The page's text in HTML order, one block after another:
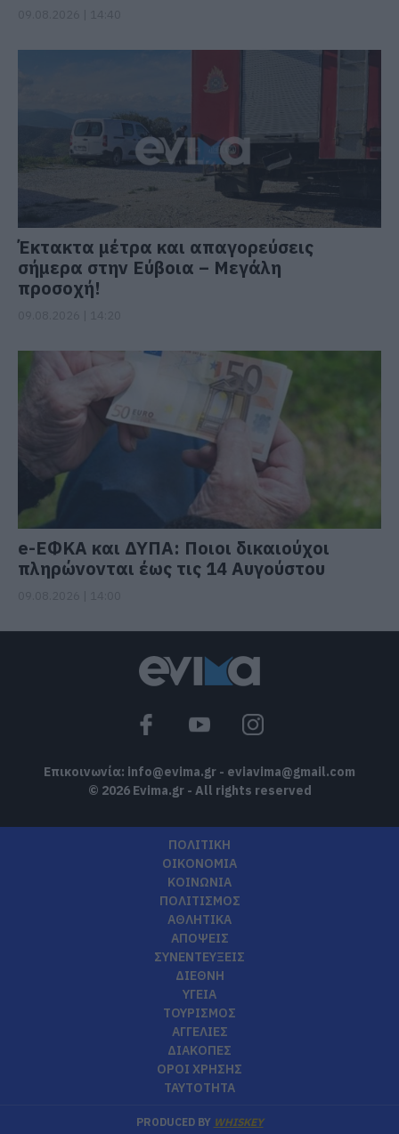
Έκτακτα μέτρα και απαγορεύσεις
σήμερα στην Εύβοια – Μεγάλη
προσοχή!
e-ΕΦΚΑ και ΔΥΠΑ: Ποιοι δικαιούχοι
πληρώνονται έως τις 14 Αυγούστου
Επικοινωνία: info@evima.gr - eviavima@gmail.com
© 2026 Evima.gr - All rights reserved
ΠΟΛΙΤΙΚΗ
ΟΙΚΟΝΟΜΙΑ
ΚΟΙΝΩΝΙΑ
ΠΟΛΙΤΙΣΜΟΣ
ΑΘΛΗΤΙΚΑ
ΑΠΟΨΕΙΣ
ΣΥΝΕΝΤΕΥΞΕΙΣ
ΔΙΕΘΝΗ
ΥΓΕΙΑ
ΤΟΥΡΙΣΜΟΣ
ΑΓΓΕΛΙΕΣ
ΔΙΑΚΟΠΕΣ
ΟΡΟΙ ΧΡΗΣΗΣ
ΤΑΥΤΟΤΗΤΑ
PRODUCED BY WHISKEY